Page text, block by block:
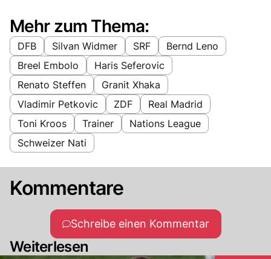
Mehr zum Thema:
DFB Silvan Widmer SRF
Bernd Leno
Breel Embolo
Haris Seferovic
Renato Steffen
Granit Xhaka
Vladimir Petkovic
ZDF
Real Madrid
Toni Kroos
Trainer
Nations League
Schweizer Nati
Kommentare
Schreibe einen Kommentar
Weiterlesen